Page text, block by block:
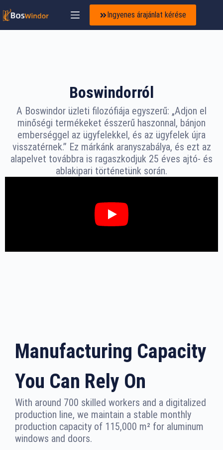
Ingyenes árajánlat kérése
Boswindorról
A Boswindor üzleti filozófiája egyszerű: „Adjon el
minőségi termékeket ésszerű haszonnal, bánjon
emberséggel az ügyfelekkel, és az ügyfelek újra
visszatérnek.” Ez márkánk aranyszabálya, és ezt az
alapelvet továbbra is ragaszkodjuk 25 éves ajtó- és
ablakipari történetünk során.
Manufacturing Capacity
You Can Rely On
With around 700 skilled workers and a digitalized
production line, we maintain a stable monthly
production capacity of 115,000 m² for aluminum
windows and doors.